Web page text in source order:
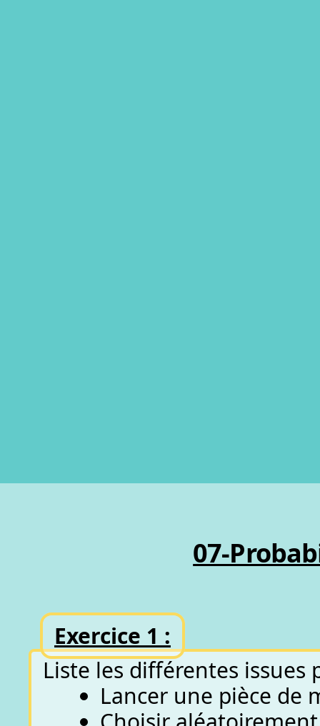
07-
Exercice 1 :
Liste les différentes issues
Lancer une pièce de